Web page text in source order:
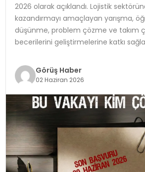
YAŞAM
2026 olarak açıklandı. Lojistik
kazandırmayı amaçlayan yarışma,
düşünme, problem çözme ve takım
becerilerini geliştirmelerine katkı
Görüş Haber
02 Haziran 2026